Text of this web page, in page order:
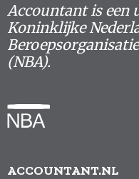
Accountant is een
Koninklijke
(NBA).
ACCOUNTANT.NL